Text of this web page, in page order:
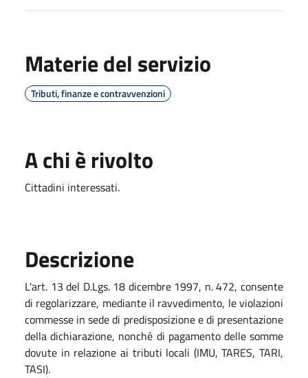
Materie del servizio
Tributi, finanze e contravvenzioni
A chi è rivolto
Cittadini interessati.
Descrizione
L'art. 13 del D.Lgs. 18 dicembre 1997, n. 472, consente
di regolarizzare, mediante il ravvedimento, le violazioni
commesse in sede di predisposizione e di presentazione
della dichiarazione, nonché di pagamento delle somme
dovute in relazione ai tributi locali (IMU, TARES, TARI,
TASI).